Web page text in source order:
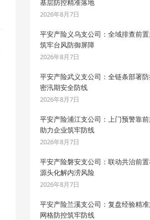
基层防控精准落地
2026年8月7日
平安产险义乌支公司：全域排查前
筑牢台风防御屏障
2026年8月7日
平安产险武义支公司：全链条部署
密汛期安全防线
2026年8月7日
平安产险浦江支公司：上门预警靠
助力企业筑牢防线
2026年8月7日
平安产险磐安支公司：联动共治前
源头化解内涝风险
2026年8月7日
平安产险兰溪支公司：复盘经验精
网格防控筑牢防线